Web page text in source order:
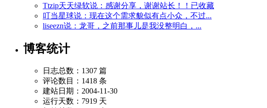
Ttzip天天绿软说：感谢分享，谢谢站长！！已收藏
叮当星球说：现在这个需求貌似有点小众，不过...
liseezn说：龙哥，之前那事儿是我没整明白，...
博客统计
日志总数：1307 篇
评论数目：1418 条
建站日期：2004-11-30
运行天数：7919 天